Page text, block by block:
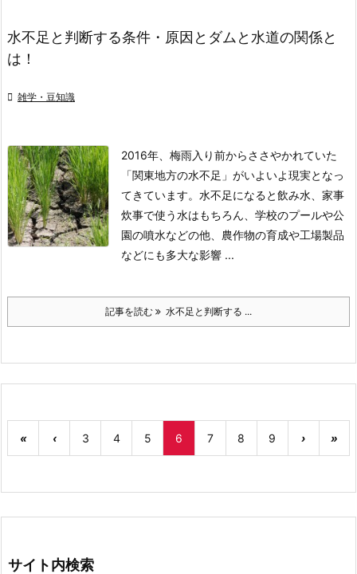
水不足と判断する条件・原因とダムと水道の関係と
は！
 雑学・豆知識
2016年、梅雨入り前からささやかれていた
「関東地方の水不足」がいよいよ現実となっ
てきています。 水不足になると飲み水、家事
炊事で使う水はもちろん、学校のプールや公
園の噴水などの他、農作物の育成や工場製品
などにも多大な影響 ...
記事を読む 水不足と判断する ...
« ‹ 3 4 5 6 7 8 9 › »
サイト内検索